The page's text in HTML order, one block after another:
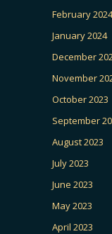
February 2024
January 2024
December
November
October 2023
September
August 2023
July 2023
June 2023
May 2023
April 2023